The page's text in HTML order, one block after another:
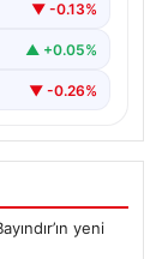
▼ -0.13%
▲ +0.05%
▼ -0.26%
yeni